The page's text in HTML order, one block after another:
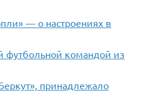
— о настроениях в
футбольной командой из
принадлежало